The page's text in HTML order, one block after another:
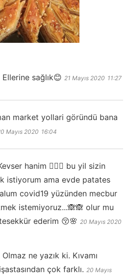
Ellerine sağlık😊 21 Mayıs 2020 11:27
market yollari göründü bana
Mayıs 2020 16:04
hanim 🙋🏻‍♀️ bu yil sizin
istiyorum ama evde patates
covid19 yüzünden mecbur
istemiyoruz...🙈🙈 olur mu
ederim 😚🌸 20 Mayıs 2020
Olmaz ne yazık ki. Kıvamı
çok farklı. 20 Mayıs